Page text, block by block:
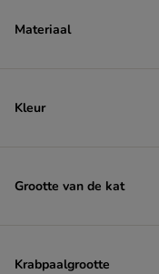
Materiaal
Kleur
Grootte van de kat
Krabpaalgrootte